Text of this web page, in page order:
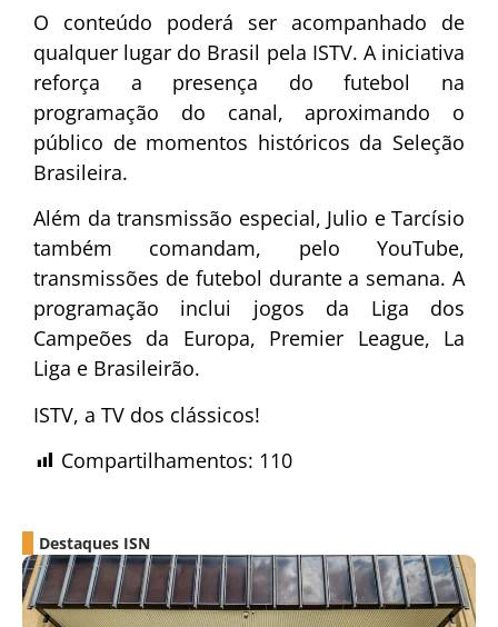
O conteúdo poderá ser acompanhado de
qualquer lugar do Brasil pela ISTV. A iniciativa
reforça a presença do futebol na
programação do canal, aproximando o
público de momentos históricos da Seleção
Brasileira.
Além da transmissão especial, Julio e Tarcísio
também comandam, pelo YouTube,
transmissões de futebol durante a semana. A
programação inclui jogos da Liga dos
Campeões da Europa, Premier League, La
Liga e Brasileirão.
ISTV, a TV dos clássicos!
Compartilhamentos: 110
Destaques ISN